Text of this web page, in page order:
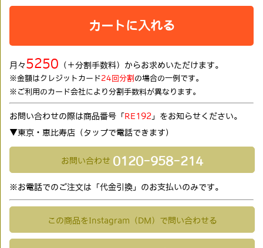
カートに入れる
月々 5250 （＋分割手数料）からお求めいただけます。
※金額はクレジットカード24回分割 の場合の一例です。
※ご利用のカード会社により分割手数料が異なります。
お問い合わせの際は商品番号「 RE192 」をお知らせください。
▼東京・恵比寿店（タップで電話できます)
お問い合わせ 0120-958-214
※お電話でのご注文は「代金引換」のお支払いのみです。
この商品をInstagram（DM）で問い合わせる